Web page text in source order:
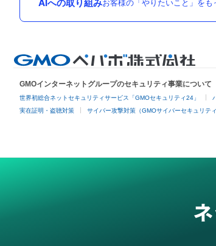
AIへの取り組みお客様の「やりたいこと」を
GMOインターネットグループのセキュリティ事業について
世界初総合ネットセキュリティサービス「GMOセキュリティ24」
実在証明・盗聴対策 サイバー攻撃対策（GMOサイバーセキュリテ